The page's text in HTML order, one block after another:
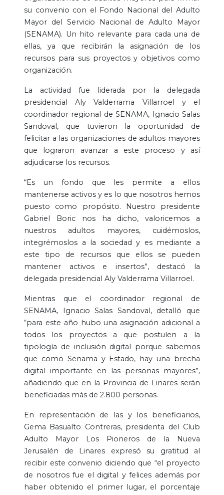
su convenio con el Fondo Nacional del Adulto
Mayor del Servicio Nacional de Adulto Mayor
(SENAMA). Un hito relevante para cada una de
ellas, ya que recibirán la asignación de los
recursos para sus proyectos y objetivos como
organización.
La actividad fue liderada por la delegada
presidencial Aly Valderrama Villarroel y el
coordinador regional de SENAMA, Ignacio Salas
Sandoval, que tuvieron la oportunidad de
felicitar a las organizaciones de adultos mayores
que lograron avanzar a este proceso y así
adjudicarse los recursos.
“Es un fondo que les permite a ellos
mantenerse activos y es lo que nosotros hemos
puesto como propósito. Nuestro presidente
Gabriel Boric nos ha dicho, valoricemos a
nuestros adultos mayores, cuidémoslos,
integrémoslos a la sociedad y es mediante a
este tipo de recursos que ellos se pueden
mantener activos e insertos”, destacó la
delegada presidencial Aly Valderrama Villarroel.
Mientras que el coordinador regional de
SENAMA, Ignacio Salas Sandoval, detalló que
“para este año hubo una asignación adicional a
todos los proyectos a que postulen a la
tipología de inclusión digital porque sabemos
que como Senama y Estado, hay una brecha
digital importante en las personas mayores”,
añadiendo que en la Provincia de Linares serán
beneficiadas más de 2.800 personas.
En representación de las y los beneficiarios,
Gema Basualto Contreras, presidenta del Club
Adulto Mayor Los Pioneros de la Nueva
Jerusalén de Linares expresó su gratitud al
recibir este convenio diciendo que “el proyecto
de nosotros fue el digital y felices además por
haber obtenido el primer lugar, el porcentaje